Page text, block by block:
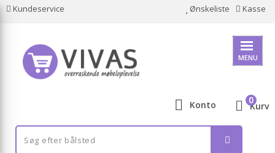
Kundeservice Ønskeliste Kasse
MENU
Konto Kurv
0